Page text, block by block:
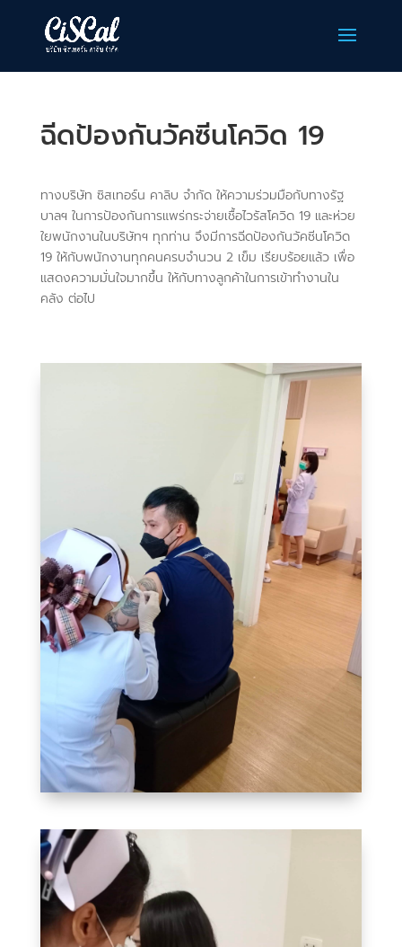
ฉีดป้องกันวัคซีนโควิด 19
ทางบริษัท ซิสเทอร์น คาลิบ จำกัด ให้ความร่วมมือกับทางรัฐ
บาลฯ ในการป้องกันการแพร่กระจ่ายเชื้อไวรัสโควิด 19 และห่วย
ใยพนักงานในบริษัทฯ ทุกท่าน จึงมีการฉีดป้องกันวัคซีนโควิด
19 ให้กับพนักงานทุกคนครบจำนวน 2 เข็ม เรียบร้อยแล้ว เพื่อ
แสดงความมั่นใจมากขึ้น ให้กับทางลูกค้าในการเข้าทำงานใน
คลัง ต่อไป